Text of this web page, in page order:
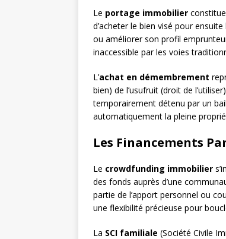
Le portage immobilier
d’acheter le bien visé pour
ou améliorer son profil
inaccessible par les voies
L’achat en démembrement
bien) de l’usufruit (droit de
temporairement détenu par un
automatiquement la pleine
Les Financements
Le crowdfunding immobilier
des fonds auprès d’une
partie de l’apport personnel ou
une flexibilité précieuse pour
La SCI familiale (Société Civile